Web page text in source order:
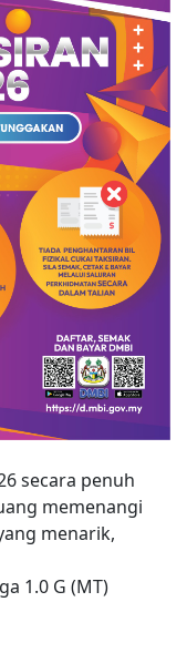
secara penuh
memenangi
menarik,
1.0 G (MT)